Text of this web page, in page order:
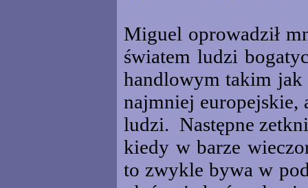
Miguel oprowadził
światem ludzi
handlowym takim jak
najmniej europejskie,
ludzi. Następne
kiedy w barze
to zwykle bywa w